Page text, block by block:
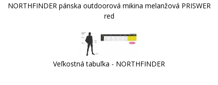
NORTHFINDER pánska outdoorová mikina melanžová PRISWER
red
Veľkostná tabuľka - NORTHFINDER